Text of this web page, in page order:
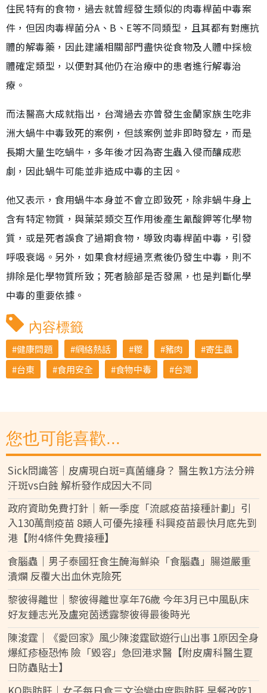
住民特有的食物，過去就曾經發生類似的肉毒桿菌中毒案
件，但因肉毒桿菌分A、B、E等不同類型，且其都有對應抗
體的解毒藥，因此建議相關部門盡快從食物及人體中採檢
體確定類型，以便對其他仍在治療中的患者進行解毒治
療。
而法醫高大成就指出，台灣過去亦曾發生金蘭家族生吃非
洲大蝸牛中毒致死的案例，但該案例並非即時發左，而是
長期大量生吃蝸牛，多年後才因為寄生蟲入侵而釀成悲
劇，因此蝸牛可能並非造成中毒的主因。
他又表示，食用蝸牛本身並不會立即致死，除非蝸牛身上
含有特定物質，與葉菜類交互作用後產生氰酸鉀等化學物
質，或是死者誤食了過期食物，導致肉毒桿菌中毒，引發
呼吸衰竭。另外，如果食材經過烹煮後仍發生中毒，則不
排除是化學物質所致；死者臉部是否發黑，也是判斷化學
中毒的重要依據。
內容標籤
健康問題 網絡熱話 糉 豬肉
寄生蟲
台東
食用安全 食物中毒 台灣
您也可能喜歡...
Sick問識答｜皮膚現白斑=真菌纏身？ 醫生教1方法分辨
汗斑vs白蝕 解析發作成因大不同
政府資助免費打針｜新一季度「流感疫苗接種計劃」引
入130萬劑疫苗 8類人可優先接種 科興疫苗最快月底先到
港【附4條件免費接種】
食腦蟲｜男子泰國狂食生醃海鮮染「食腦蟲」腸道嚴重
潰爛 反覆大出血休克險死
黎彼得離世｜黎彼得離世享年76歲 今年3月已中風臥床
好友鍾志光及盧宛茵透露黎彼得最後時光
陳浚霆｜《愛回家》風少陳浚霆歐遊行山出事 1原因全身
爆紅疹極恐怖 險「毀容」急回港求醫【附皮膚科醫生夏
日防蟲貼士】